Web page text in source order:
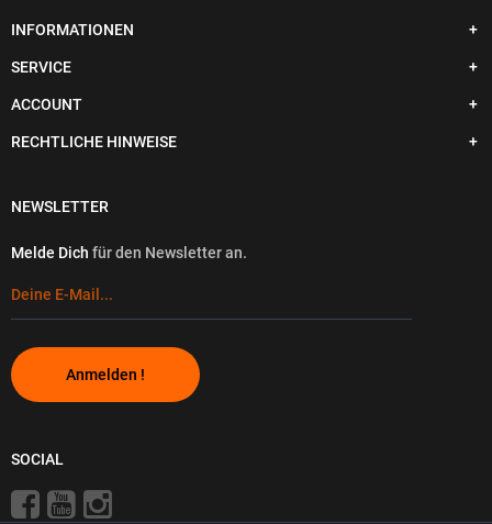
INFORMATIONEN
SERVICE
ACCOUNT
RECHTLICHE HINWEISE
NEWSLETTER
Melde Dich für den Newsletter an.
Anmelden !
SOCIAL